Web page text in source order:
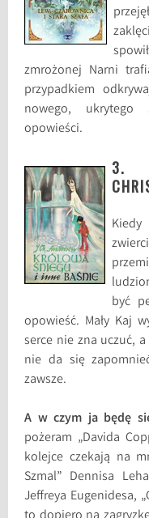
zmrożonej Narni
przypadkiem
nowego, ukrytego
opowieści.
3.
być
opowieść. Mały Kaj
serce nie zna uczuć,
nie da się
zawsze.
A w czym ja będę
pożeram „Davida
kolejce czekają na
Szmal” Dennisa
Jeffreya Eugenidesa,